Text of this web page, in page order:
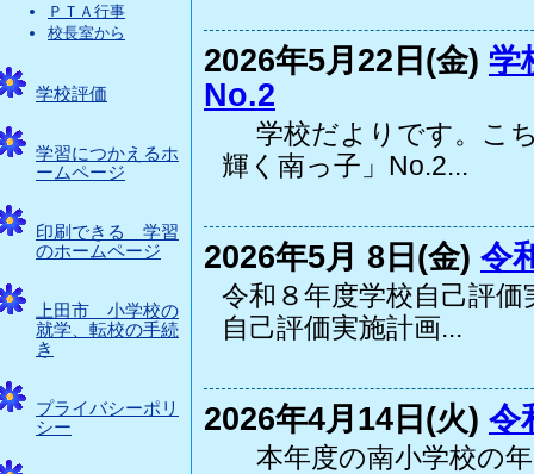
ＰＴＡ行事
校長室から
学校評価
学習につかえるホ
ームページ
印刷できる 学習
のホームページ
上田市 小学校の
就学、転校の手続
き
プライバシーポリ
シー
2026年5月22日(金) 学
No.2
学校だよりです。こ
輝く南っ子」No.2...
2026年5月 8日(金) 令
令和８年度学校自己評
自己評価実施計画...
2026年4月14日(火) 令
本年度の南小学校の